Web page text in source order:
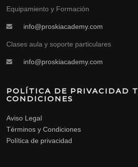
Equipamiento y Formación
info@proskiacademy.com
Clases aula y soporte particulares
info@proskiacademy.com
POLÍTICA DE PRIVACIDAD
CONDICIONES
Aviso Legal
Términos y Condiciones
Política de privacidad